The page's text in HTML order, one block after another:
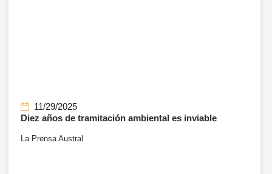
11/29/2025
Diez años de tramitación ambiental es inviable
La Prensa Austral